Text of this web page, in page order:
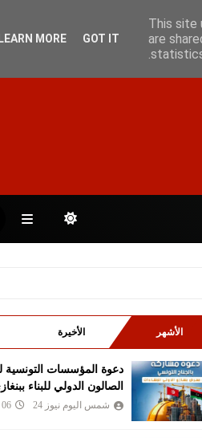
الأشهر الأخيرة
دعوة المؤسسات التونسية
الصالون الدولي للبناء ببنغازي
شمس اليوم نيوز 24 06 أغسطس 2026
This site
are
LEARN MORE GOT IT